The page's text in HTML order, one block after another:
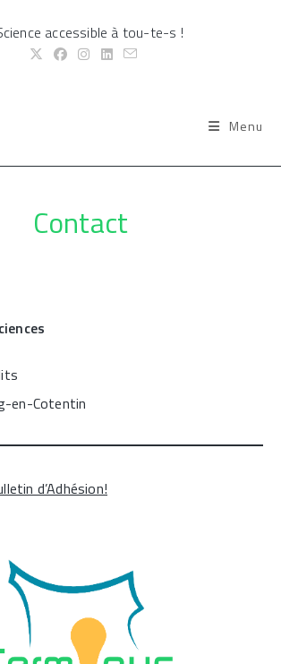
accessible à tou-te-s !
Menu
Contact
en-Cotentin
d’Adhésion!